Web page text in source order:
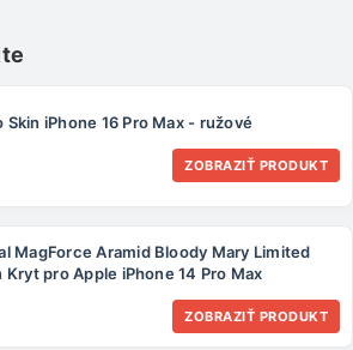
PORADŇA
O NÁS
Skin iPhone 16 Pro Max - ružové
ZOBRAZIŤ PRODUKT
MagForce Aramid Bloody Mary Limited
Kryt pro Apple iPhone 14 Pro Max
ZOBRAZIŤ PRODUKT